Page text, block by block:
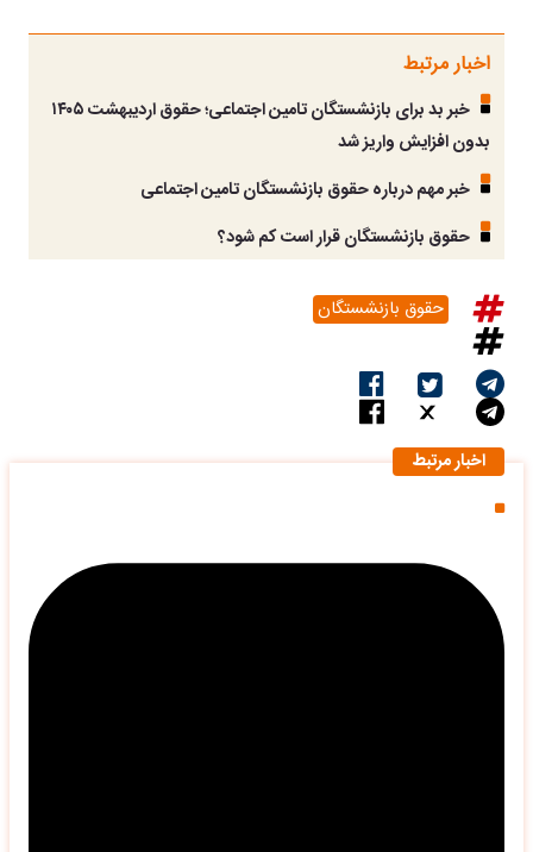
اخبار مرتبط
خبر بد برای بازنشستگان تامین اجتماعی؛ حقوق اردیبهشت ۱۴۰۵
بدون افزایش واریز شد
خبر مهم درباره حقوق بازنشستگان تامین اجتماعی
حقوق بازنشستگان قرار است کم شود؟
حقوق بازنشستگان
اخبار مرتبط